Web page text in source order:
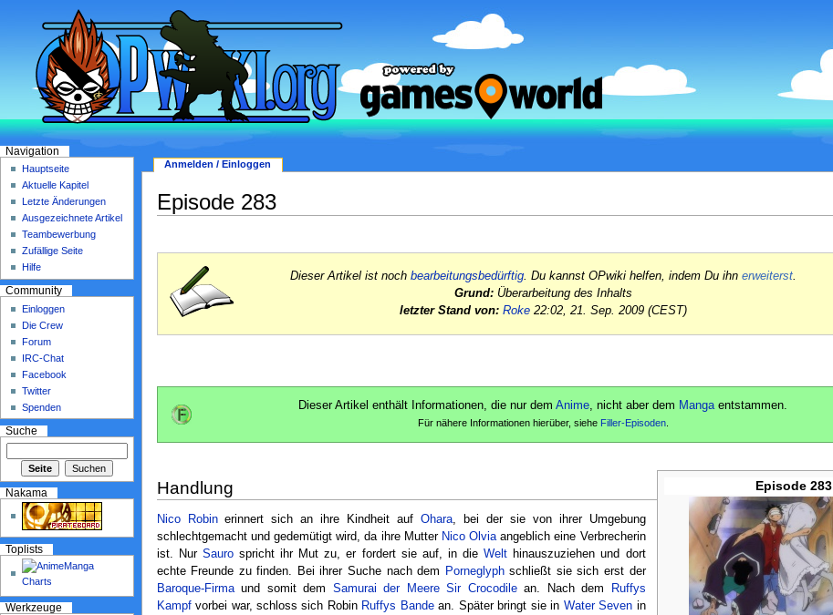
Episode 283
Dieser Artikel ist noch bearbeitungsbedürftig. Du kannst OPwiki helfen, indem Du ihn erweiterst.
Grund:Überarbeitung des Inhalts
letzter Stand von: Roke22:02, 21. Sep. 2009 (CEST)
Dieser Artikel enthält Informationen, die nur demAnime, nicht aber dem Mangaentstammen.
Für nähere Informationen hierüber, siehe Filler-Episoden.
Episode 283
Handlung
Nico Robinerinnert sich an ihre Kindheit aufOhara , bei der sie von ihrer Umgebung
schlechtgemacht und gedemütigt wird, da ihre Mutter Nico Olvia angeblich eine Verbrecherin
ist. Nur Saurospricht ihr Mut zu, er fordert sie auf, in dieWelt hinauszuziehen und dort
echte Freunde zu finden. Bei ihrer Suche nach dem
Porneglyphschließt sie sich erst der
Baroque-Firmaund somit dem Samurai der Meere Sir Crocodilean. Nach dem
Ruffys
Kampfvorbei war, schloss sich Robin Ruffys Bandean. Später bringt sie in Water Seven in
Anmelden / Einloggen
Navigation
Hauptseite
Aktuelle Kapitel
Letzte Änderungen
Ausgezeichnete Artikel
Teambewerbung
Zufällige Seite
Hilfe
Community
Einloggen
Die Crew
Forum
IRC-Chat
Facebook
Twitter
Spenden
Suche
Nakama
Toplists
Werkzeuge